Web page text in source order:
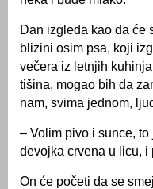
Dan izgleda kao da će
blizini osim psa, koji
večera iz letnjih
tišina, mogao bih da
nam, svima jednom,
– Volim pivo i sunce,
devojka crvena u licu,
On će početi da se